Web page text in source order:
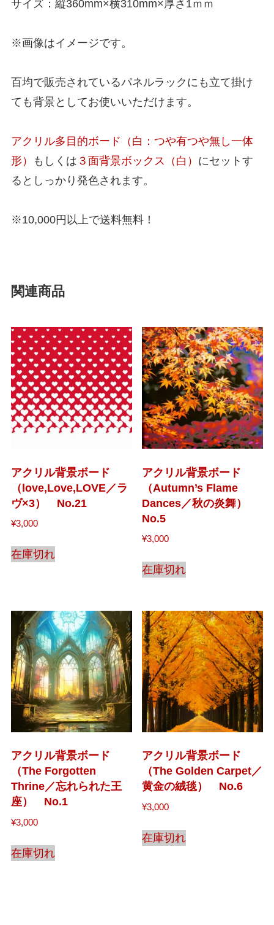
サイズ：縦360mm×横310mm×厚さ1ｍｍ
※画像はイメージです。
百均で販売されているパネルラックにも立て掛け
ても背景としてお使いいただけます。
アクリル多目的ボード（白：つや有つや無し一体
形）
もしくは ３面背景ボックス（白） にセットす
るとしっかり発色されます。
※10,000円以上で送料無料！
関連商品
アクリル背景ボード
（love,Love,LOVE／ラ
ヴ×3） No.21
¥3,000
在庫切れ
アクリル背景ボード
（Autumn’s Flame
Dances／秋の炎舞）
No.5
¥3,000
在庫切れ
アクリル背景ボード
（The Forgotten
Thrine／忘れられた王
座） No.1
¥3,000
在庫切れ
アクリル背景ボード
（The Golden Carpet／
黄金の絨毯） No.6
¥3,000
在庫切れ